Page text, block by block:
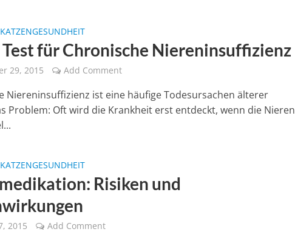
KATZENGESUNDHEIT
für Chronische Niereninsuffizienz
29, 2015 Add Comment
Niereninsuffizienz ist eine häufige Todesursachen älterer
Problem: Oft wird die Krankheit erst entdeckt, wenn die Nieren
KATZENGESUNDHEIT
Risiken und
2015 Add Comment